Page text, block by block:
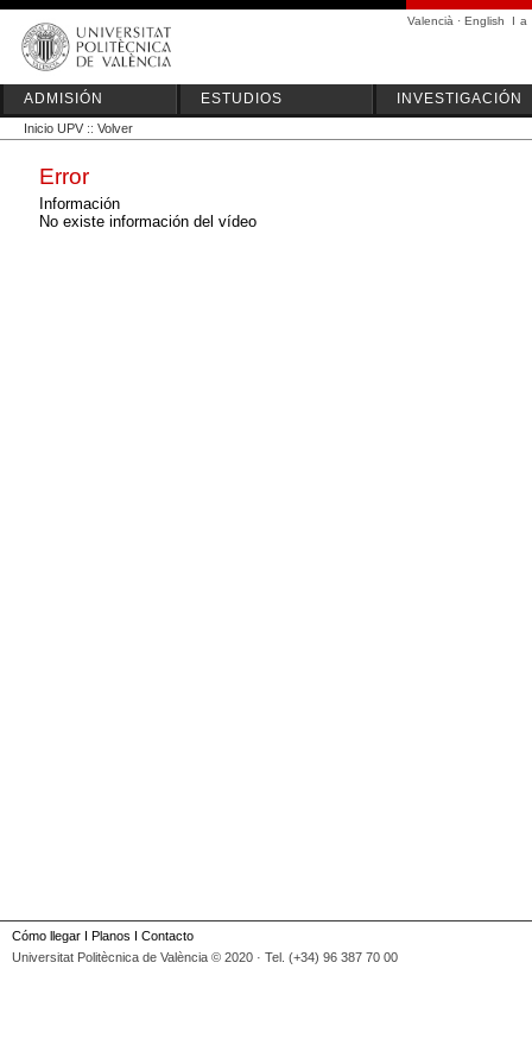
Valencià · English I a
ADMISIÓN ESTUDIOS INVESTIGACIÓN
Inicio UPV :: Volver
Error
Información
No existe información del vídeo
Cómo llegar I Planos I Contacto
Universitat Politècnica de València © 2020 · Tel. (+34) 96 387 70 00